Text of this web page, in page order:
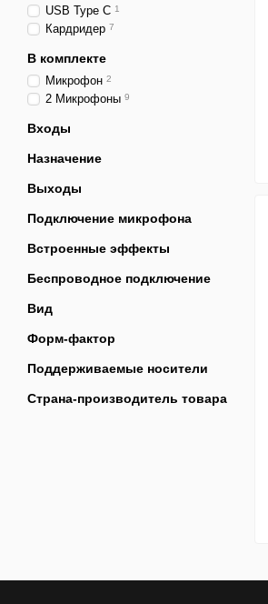
USB Type C 1
Кардридер 7
В комплекте
Микрофон 2
2 Микрофоны 9
Входы
Назначение
Выходы
Подключение микрофона
Встроенные эффекты
Беспроводное подключение
Вид
Форм-фактор
Поддерживаемые носители
Страна-производитель товара